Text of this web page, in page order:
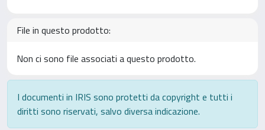
File in questo prodotto:
Non ci sono file associati a questo prodotto.
I documenti in IRIS sono protetti da copyright e tutti i
diritti sono riservati, salvo diversa indicazione.